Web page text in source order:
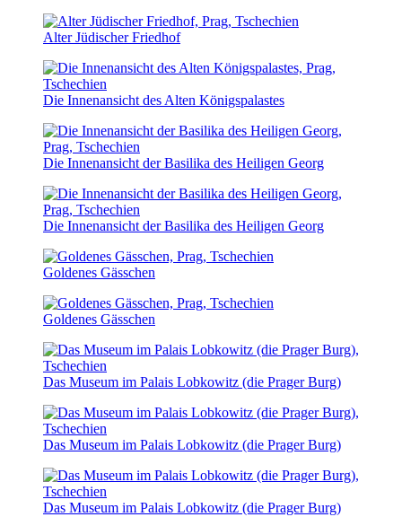
Alter Jüdischer Friedhof
Die Innenansicht des Alten Königspalastes
Die Innenansicht der Basilika des Heiligen Georg
Die Innenansicht der Basilika des Heiligen Georg
Goldenes Gässchen
Goldenes Gässchen
Das Museum im Palais Lobkowitz (die Prager Burg)
Das Museum im Palais Lobkowitz (die Prager Burg)
Das Museum im Palais Lobkowitz (die Prager Burg)